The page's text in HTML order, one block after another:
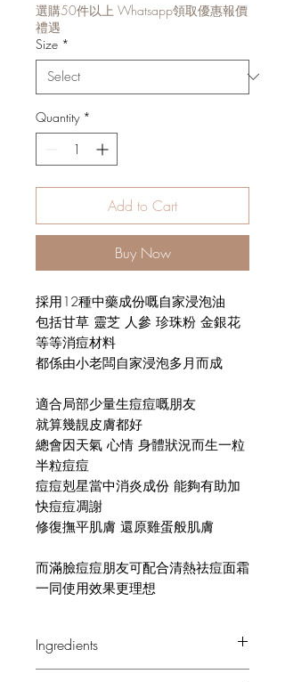
選購50件以上 Whatsapp領取優惠報價
禮遇
Size *
Quantity *
Add to Cart
Buy Now
採用12種中藥成份嘅自家浸泡油
包括甘草 靈芝 人參 珍珠粉 金銀花
等等消痘材料
都係由小老闆自家浸泡多月而成
適合局部少量生痘痘嘅朋友
就算幾靚皮膚都好
總會因天氣 心情 身體狀況而生一粒
半粒痘痘
痘痘剋星當中消炎成份 能夠有助加
快痘痘凋謝
修復撫平肌膚 還原雞蛋般肌膚
而滿臉痘痘朋友可配合清熱祛痘面霜
一同使用效果更理想
Ingredients